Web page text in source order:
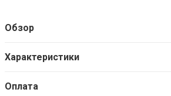
Обзор
Характеристики
Оплата